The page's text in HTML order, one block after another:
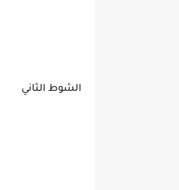
الشوط الثاني